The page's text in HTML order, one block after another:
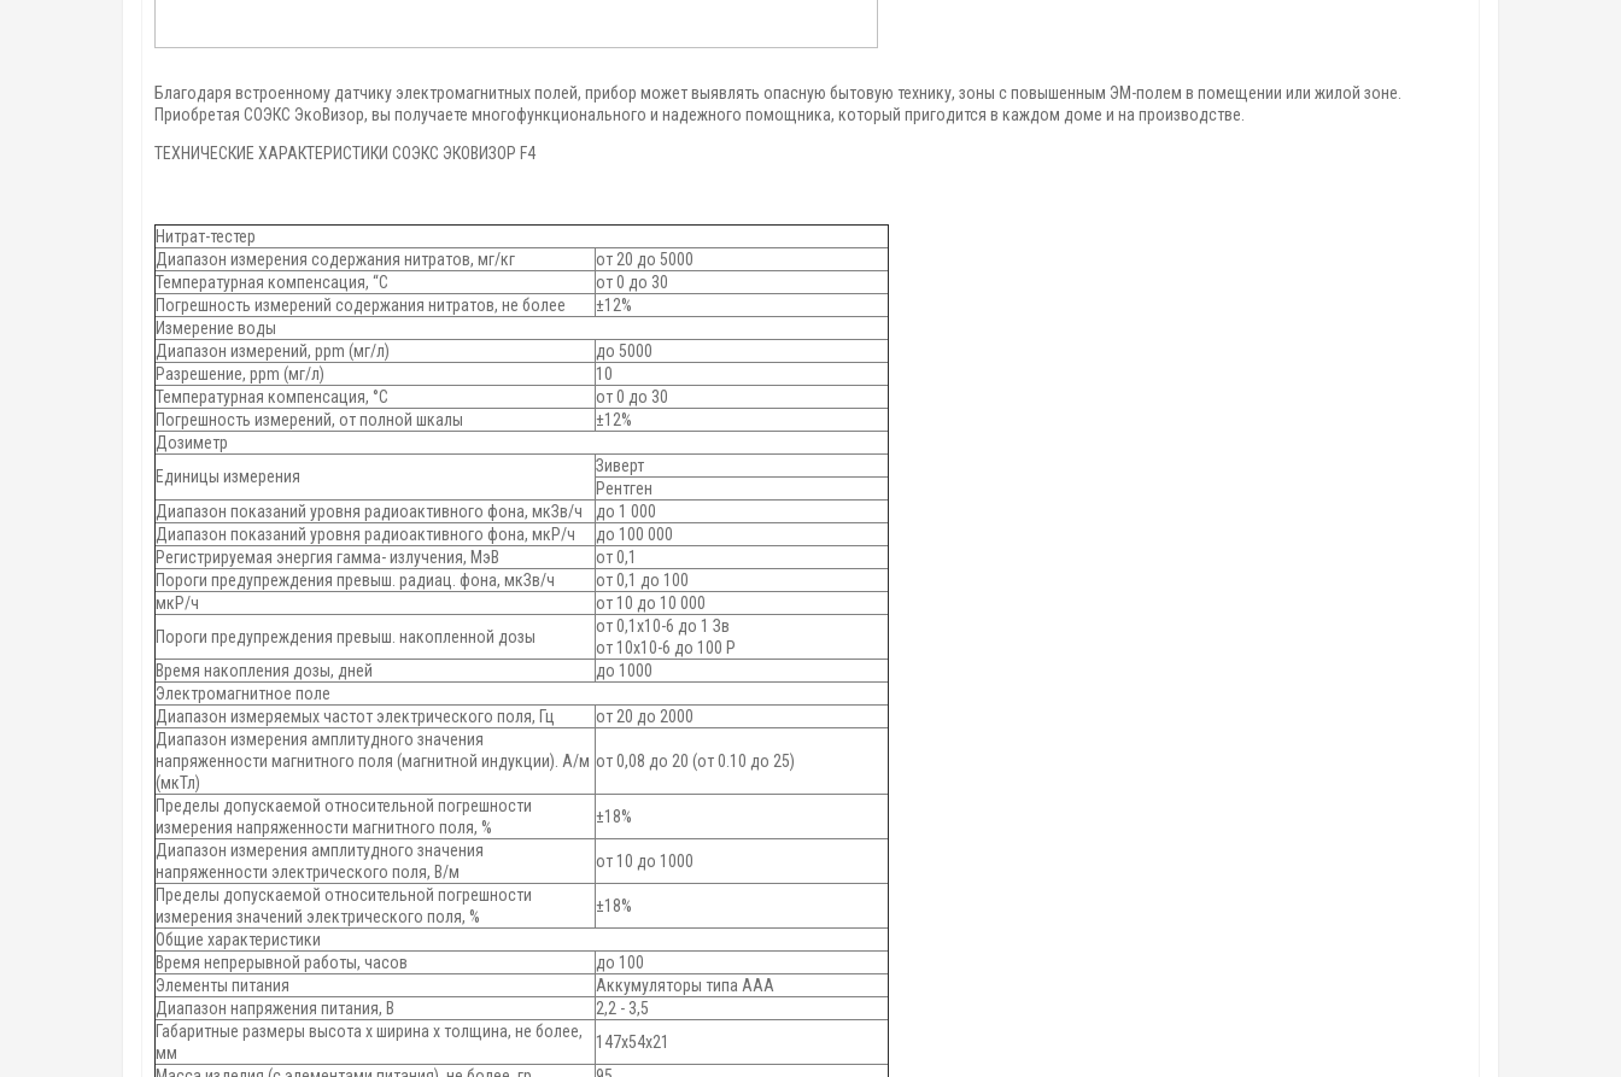
Благодаря встроенному датчику электромагнитных полей, прибор может выявлять опасную бытовую технику, зоны с повышенным ЭМ-полем в помещении или жилой зоне.
Приобретая СОЭКС ЭкоВизор, вы получаете многофункционального и надежного помощника, который пригодится в каждом доме и на производстве.
ТЕХНИЧЕСКИЕ ХАРАКТЕРИСТИКИ СОЭКС ЭКОВИЗОР F4
Нитрат-тестер
Диапазон измерения содержания нитратов, мг/кг
от 20 до 5000
Температурная компенсация, “С
от 0 до 30
Погрешность измерений содержания нитратов, не более
±12%
Измерение воды
Диапазон измерений, ppm (мг/л)
до 5000
Разрешение, ppm (мг/л)
10
Температурная компенсация, °С
от 0 до 30
Погрешность измерений, от полной шкалы
±12%
Дозиметр
Единицы измерения
Зиверт
Рентген
Диапазон показаний уровня радиоактивного фона, мкЗв/ч
до 1 000
Диапазон показаний уровня радиоактивного фона, мкР/ч
до 100 000
Регистрируемая энергия гамма- излучения, МэВ
от 0,1
Пороги предупреждения превыш. радиац. фона, мкЗв/ч
от 0,1 до 100
мкР/ч
от 10 до 10 000
Пороги предупреждения превыш. накопленной дозы
от 0,1x10-6 до 1 Зв
от 10x10-6 до 100 Р
Время накопления дозы, дней
до 1000
Электромагнитное поле
Диапазон измеряемых частот электрического поля, Гц
от 20 до 2000
Диапазон измерения амплитудного значения
напряженности магнитного поля (магнитной индукции). А/м
(мкТл)
от 0,08 до 20 (от 0.10 до 25)
Пределы допускаемой относительной погрешности
измерения напряженности магнитного поля, %
±18%
Диапазон измерения амплитудного значения
напряженности электрического поля, В/м
от 10 до 1000
Пределы допускаемой относительной погрешности
измерения значений электрического поля, %
±18%
Общие характеристики
Время непрерывной работы, часов
до 100
Элементы питания
Аккумуляторы типа ААА
Диапазон напряжения питания, В
2,2 - 3,5
Габаритные размеры высота х ширина х толщина, не более,
мм
147x54x21